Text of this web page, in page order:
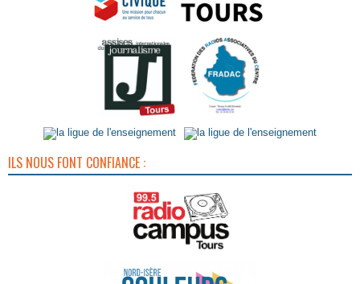
ILS NOUS FONT CONFIANCE :